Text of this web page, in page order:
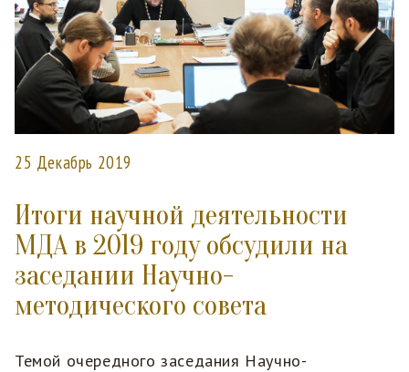
25 Декабрь 2019
Итоги научной деятельности
МДА в 2019 году обсудили на
заседании Научно-
методического совета
Темой очередного заседания Научно-